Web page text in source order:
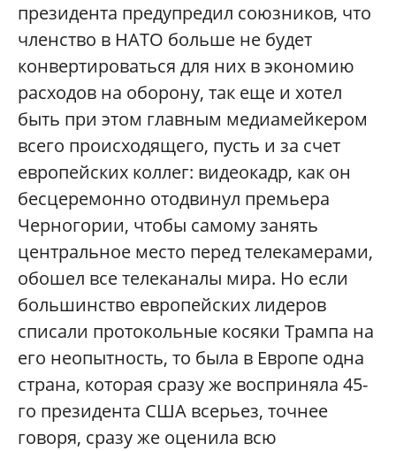
президента предупредил союзников, что
членство в НАТО больше не будет
конвертироваться для них в экономию
расходов на оборону, так еще и хотел
быть при этом главным медиамейкером
всего происходящего, пусть и за счет
европейских коллег: видеокадр, как он
бесцеремонно отодвинул премьера
Черногории, чтобы самому занять
центральное место перед телекамерами,
обошел все телеканалы мира. Но если
большинство европейских лидеров
списали протокольные косяки Трампа на
его неопытность, то была в Европе одна
страна, которая сразу же восприняла 45-
го президента США всерьез, точнее
говоря, сразу же оценила всю